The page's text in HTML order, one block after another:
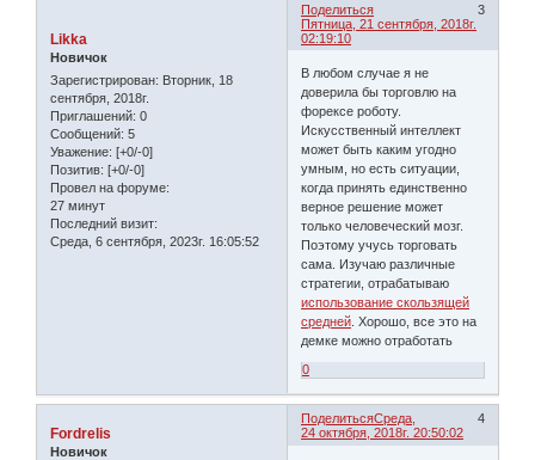
Поделиться
3
Пятница, 21 сентября, 2018г.
02:19:10
Likka
Новичок
Зарегистрирован: Вторник, 18
сентября, 2018г.
Приглашений: 0
Сообщений: 5
Уважение: [+0/-0]
Позитив: [+0/-0]
Провел на форуме:
27 минут
Последний визит:
Среда, 6 сентября, 2023г. 16:05:52
В любом случае я не
доверила бы торговлю на
форексе роботу.
Искусственный интеллект
может быть каким угодно
умным, но есть ситуации,
когда принять единственно
верное решение может
только человеческий мозг.
Поэтому учусь торговать
сама. Изучаю различные
стратегии, отрабатываю
использование скользящей
средней . Хорошо, все это на
демке можно отработать
0
Поделиться 4
Среда,
24 октября, 2018г. 20:50:02
Fordrelis
Новичок